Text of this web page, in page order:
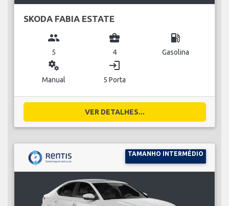
SKODA FABIA ESTATE
group
5
business_center
4
local_gas_station
Gasolina
miscellaneous_services
Manual
login
5 Porta
VER DETALHES...
TAMANHO INTERMÉDIO